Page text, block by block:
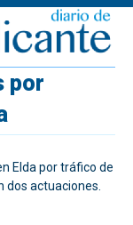
por
Elda por tráfico de
dos actuaciones.